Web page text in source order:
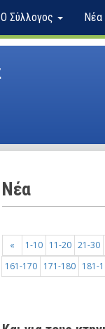
Ο Σύλλογος Νέα
Nέα
« 1-10 11-20 21-30
161-170
171-180 181-